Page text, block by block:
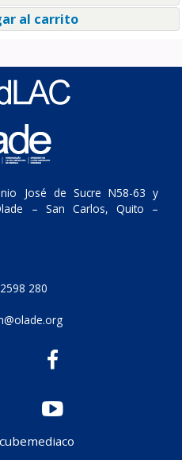
al carrito
José de Sucre N58-63 y
– San Carlos, Quito –
280